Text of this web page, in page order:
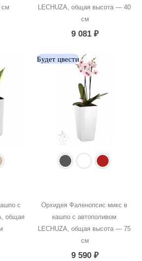
см
LECHUZA, общая высота — 40
см
9 081₽
с
общая
Будет цвести
Орхидея Фаленопсис микс в
кашпо с автополивом
LECHUZA, общая высота — 75
см
9 590₽